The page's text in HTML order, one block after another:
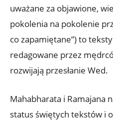
uważane za objawione,
pokolenia na pokolenie
co zapamiętane”) to
redagowane przez
rozwijają przesłanie Wed.
Mahabharata i Ramajana
status świętych tekstów i